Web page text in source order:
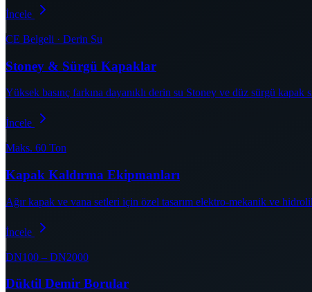
İncele
CE Belgeli · Derin Su
Stoney & Sürgü Kapaklar
Yüksek basınç farkına dayanıklı derin su Stoney ve düz sürgü
İncele
Maks. 60 Ton
Kapak Kaldırma Ekipmanları
Ağır kapak ve vana setleri için özel tasarım elektro-mekanik ve
İncele
DN100 – DN2000
Düktil Demir Borular